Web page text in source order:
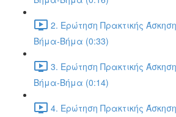
2. Ερώτηση Πρακτικής
Βήμα-Βήμα (0:33)
3. Ερώτηση Πρακτικής
Βήμα-Βήμα (0:14)
4. Ερώτηση Πρακτικής